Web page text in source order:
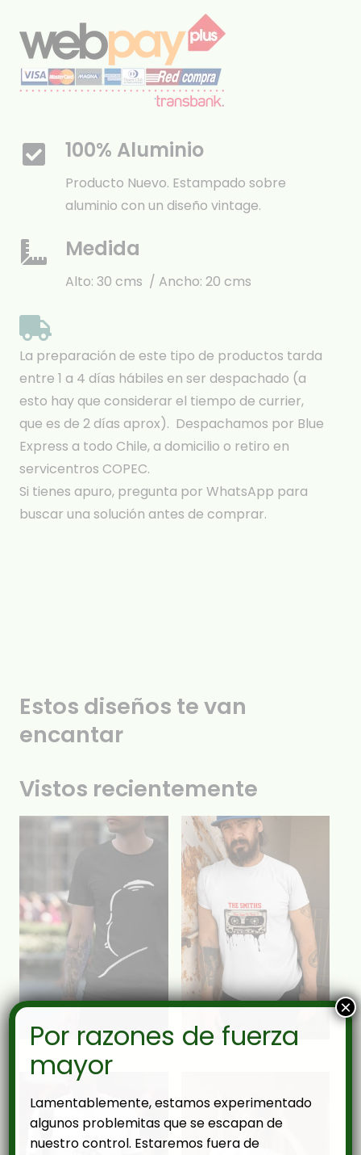
100% Aluminio
Producto Nuevo. Estampado sobre
aluminio con un diseño vintage.
Medida
Alto: 30 cms / Ancho: 20 cms
La preparación de este tipo de productos tarda
entre 1 a 4 días hábiles en ser despachado (a
esto hay que considerar el tiempo de currier,
que es de 2 días aprox). Despachamos por Blue
Express a todo Chile, a domicilio o retiro en
servicentros COPEC.
Si tienes apuro, pregunta por WhatsApp para
buscar una solución antes de comprar.
Estos diseños te van
encantar
Vistos recientemente
Por razones de fuerza
mayor
Lamentablemente, estamos experimentado
algunos problemitas que se escapan de
nuestro control. Estaremos fuera de
×